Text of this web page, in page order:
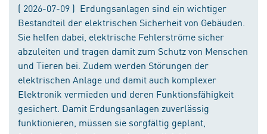
( 2026-07-09 ) Erdungsanlagen sind ein wichtiger
Bestandteil der elektrischen Sicherheit von Gebäuden.
Sie helfen dabei, elektrische Fehlerströme sicher
abzuleiten und tragen damit zum Schutz von Menschen
und Tieren bei. Zudem werden Störungen der
elektrischen Anlage und damit auch komplexer
Elektronik vermieden und deren Funktionsfähigkeit
gesichert. Damit Erdungsanlagen zuverlässig
funktionieren, müssen sie sorgfältig geplant,